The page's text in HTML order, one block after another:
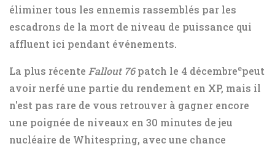
éliminer tous les ennemis rassemblés par les
escadrons de la mort de niveau de puissance qui
affluent ici pendant événements.
La plus récente Fallout 76patch le 4 décembreepeut
avoir nerfé une partie du rendement en XP, mais il
n'est pas rare de vous retrouver à gagner encore
une poignée de niveaux en 30 minutes de jeu
nucléaire de Whitespring, avec une chance